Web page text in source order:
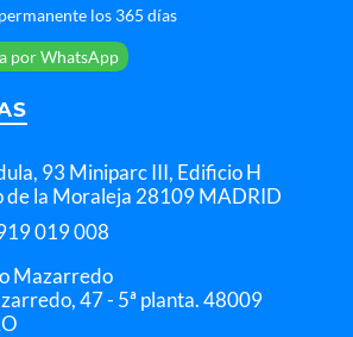
los 365 días
por WhatsApp
93 Miniparc III, Edificio H
de la Moraleja 28109 MADRID
019 008
Mazarredo
47 - 5ª planta. 48009